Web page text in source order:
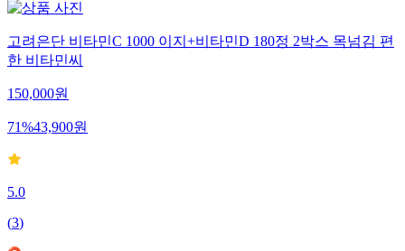
고려은단 비타민C 1000 이지+비타민D 180정 2박스 목넘김 편
한 비타민씨
150,000원
71%43,900원
5.0
(3)